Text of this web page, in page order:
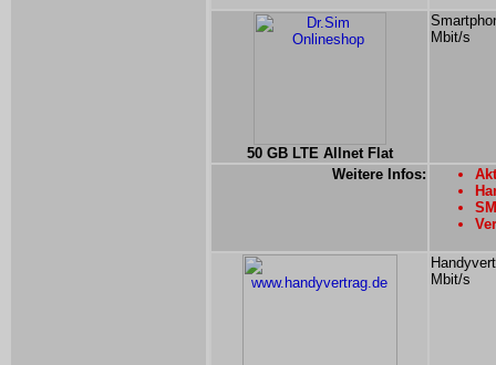
50 GB LTE Allnet Flat
Mbit/s
Weitere Infos:
Mbit/s